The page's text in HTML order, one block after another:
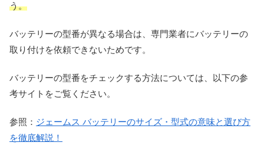
う。
バッテリーの型番が異なる場合は、専門業者にバッテリーの
取り付けを依頼できないためです。
バッテリーの型番をチェックする方法については、以下の参
考サイトをご覧ください。
参照： ジェームス バッテリーのサイズ・型式の意味と選び方
を徹底解説！